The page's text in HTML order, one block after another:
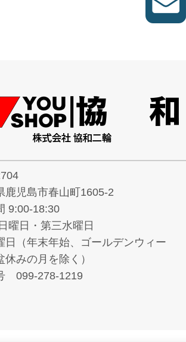
鹿児島市春山町1605-2
9:00-18:30
曜日・第三水曜日
日（年末年始、ゴールデンウィー
休みの月を除く）
099-278-1219